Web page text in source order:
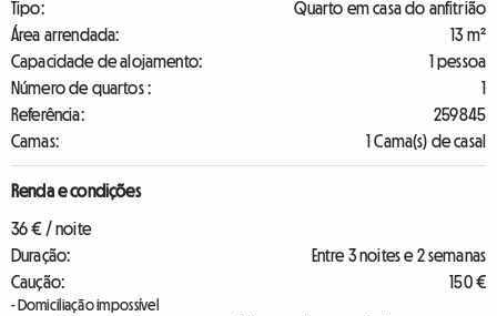
Tipo:
Quarto em casa do anfitrião
Área arrendada:
13 m²
Capacidade de alojamento:
1 pessoa
Número de quartos :
1
Referência:
259845
Camas:
1 Cama(s) de casal
Renda e condições
36 € / noite
Duração:
Entre 3 noites e 2 semanas
Caução:
150 €
- Domiciliação impossível